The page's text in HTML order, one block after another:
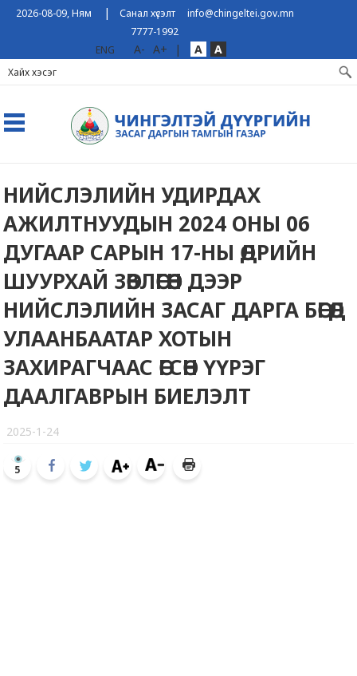
2026-08-09, Ням | Санал хүсэлт
info@chingeltei.gov.mn
7777-1992
ENG
A- A+ | A A
НИЙСЛЭЛИЙН УДИРДАХ
АЖИЛТНУУДЫН 2024 ОНЫ 06
ДУГААР САРЫН 17-НЫ ӨДРИЙН
ШУУРХАЙ ЗӨВЛӨГӨӨН ДЭЭР
НИЙСЛЭЛИЙН ЗАСАГ ДАРГА БӨГӨӨД
УЛААНБААТАР ХОТЫН
ЗАХИРАГЧААС ӨГСӨН ҮҮРЭГ
ДААЛГАВРЫН БИЕЛЭЛТ
2025-1-24
5